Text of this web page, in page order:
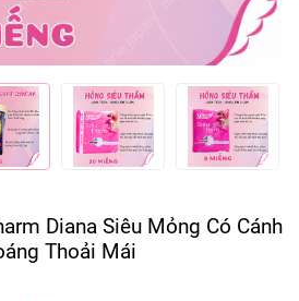
Diana Siêu Mỏng Có Cánh
Thoải Mái